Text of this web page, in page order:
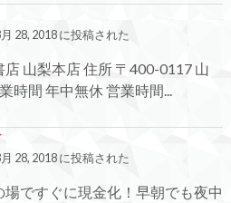
28, 2018 に投稿された
店 山梨本店 住所 〒400-0117 山
間 年中無休 営業時間...
28, 2018 に投稿された
場ですぐに現金化！早朝でも夜中